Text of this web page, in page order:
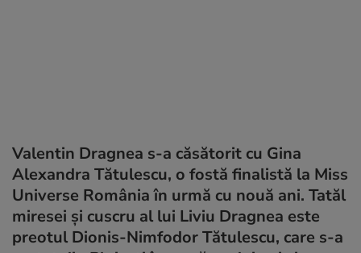
Valentin Dragnea s-a căsătorit cu Gina
Alexandra Tătulescu, o fostă finalistă la Miss
Universe România în urmă cu nouă ani. Tatăl
miresei și cuscru al lui Liviu Dragnea este
preotul Dionis-Nimfodor Tătulescu, care s-a